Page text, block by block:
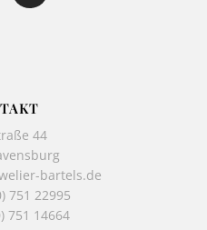
a
m
44
bartels.de
751 22995
751 14664